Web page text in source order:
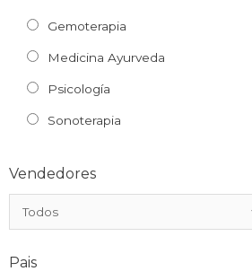
Gemoterapia
Medicina Ayurveda
Psicología
Sonoterapia
Vendedores
Pais